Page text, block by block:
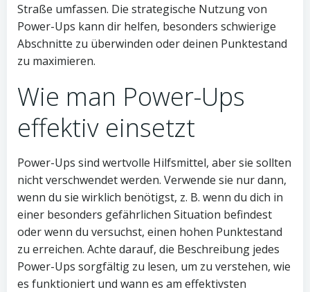
Straße umfassen. Die strategische Nutzung von
Power-Ups kann dir helfen, besonders schwierige
Abschnitte zu überwinden oder deinen Punktestand
zu maximieren.
Wie man Power-Ups
effektiv einsetzt
Power-Ups sind wertvolle Hilfsmittel, aber sie sollten
nicht verschwendet werden. Verwende sie nur dann,
wenn du sie wirklich benötigst, z. B. wenn du dich in
einer besonders gefährlichen Situation befindest
oder wenn du versuchst, einen hohen Punktestand
zu erreichen. Achte darauf, die Beschreibung jedes
Power-Ups sorgfältig zu lesen, um zu verstehen, wie
es funktioniert und wann es am effektivsten